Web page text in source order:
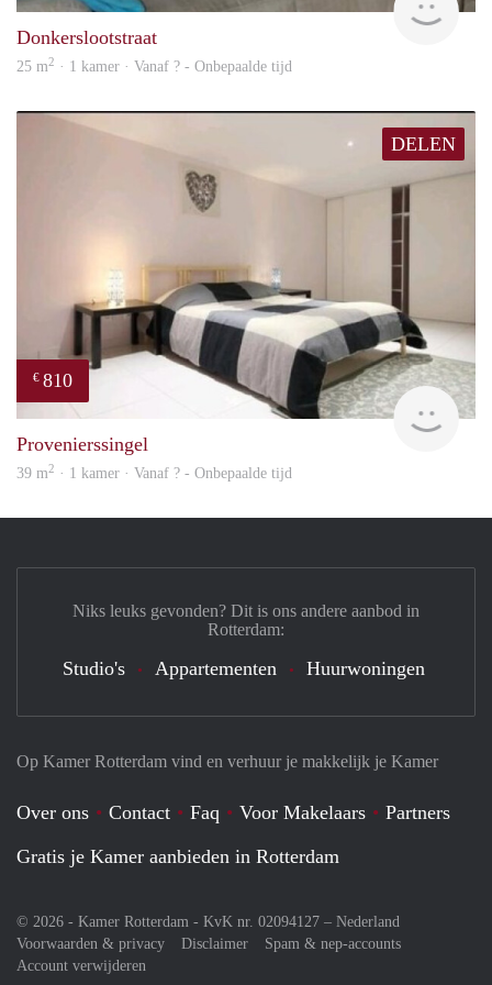
Donkerslootstraat
25 m2 · 1 kamer · Vanaf ? - Onbepaalde tijd
DELEN
€ 810
Provenierssingel
39 m2 · 1 kamer · Vanaf ? - Onbepaalde tijd
Op Kamer Rotterdam vind en verhuur je makkelijk je Kamer
Over ons Contact Faq Voor Makelaars
Partners
Gratis je Kamer aanbieden in Rotterdam
© 2026 - Kamer Rotterdam - KvK nr. 02094127 – Nederland
Voorwaarden & privacy
Disclaimer
Spam & nep-accounts
Account verwijderen
Niks leuks gevonden? Dit is ons andere aanbod in
Rotterdam:
Studio's Appartementen Huurwoningen